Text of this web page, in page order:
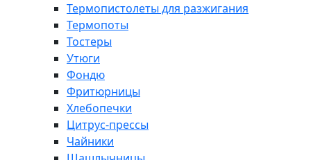
Термопистолеты для разжигания
Термопоты
Тостеры
Утюги
Фондю
Фритюрницы
Хлебопечки
Цитрус-прессы
Чайники